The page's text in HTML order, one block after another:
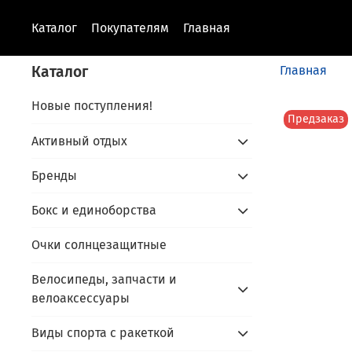
Каталог Покупателям Главная
Главная
Предзаказ
Каталог
Новые поступления!
Активный отдых
Бренды
Бокс и единоборства
Очки солнцезащитные
Велосипеды, запчасти и
велоаксессуары
Виды спорта с ракеткой